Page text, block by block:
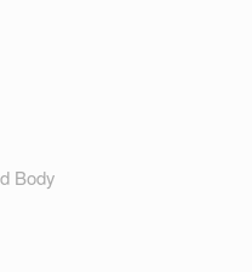
Body